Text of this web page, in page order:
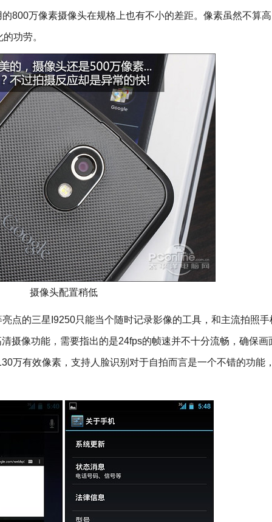
800万像素摄像头在规格上也有不小的差距。像素虽然不算
功劳。
摄像头配置稍低
的三星I9250只能当个随时记录影像的工具，和主流拍照手
摄像功能，需要指出的是24fps的帧速并不十分流畅，确保画
万有效像素，支持人脸识别对于自拍而言是一个不错的功能